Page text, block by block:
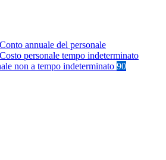
Conto annuale del personale
Costo personale tempo indeterminato
non a tempo indeterminato 90